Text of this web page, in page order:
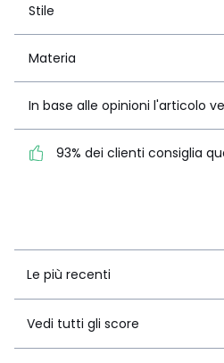
1 0
2
Stile
Materia
In base alle opinioni l'articolo
93% dei clienti consiglia
Le più recenti
Vedi tutti gli score